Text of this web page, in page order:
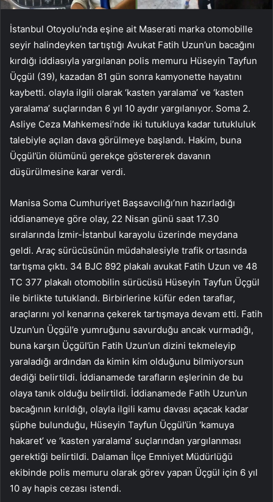
İstanbul Otoyolu’nda eşine ait Maserati marka otomobille
seyir halindeyken tartıştığı Avukat Fatih Uzun’un bacağını
kırdığı iddiasıyla yargılanan polis memuru Hüseyin Tayfun
Üçgül (39), kazadan 81 gün sonra kamyonette hayatını
kaybetti. olayla ilgili olarak ‘kasten yaralama’ ve ‘kasten
yaralama’ suçlarından 6 yıl 10 aydır yargılanıyor. Soma 2.
Asliye Ceza Mahkemesi’nde iki tutukluya kadar tutukluluk
talebiyle açılan dava görülmeye başlandı. Hakim, buna
Üçgül’ün ölümünü gerekçe göstererek davanın
düşürülmesine karar verdi.
Manisa Soma Cumhuriyet Başsavcılığı’nın hazırladığı
iddianameye göre olay, 22 Nisan günü saat 17.30
sıralarında İzmir-İstanbul karayolu üzerinde meydana
geldi. Araç sürücüsünün müdahalesiyle trafik ortasında
tartışma çıktı. 34 BJC 892 plakalı avukat Fatih Uzun ve 48
TC 377 plakalı otomobilin sürücüsü Hüseyin Tayfun Üçgül
ile birlikte tutuklandı. Birbirlerine küfür eden taraflar,
araçlarını yol kenarına çekerek tartışmaya devam etti. Fatih
Uzun’un Üçgül’e yumruğunu savurduğu ancak vurmadığı,
buna karşın Üçgül’ün Fatih Uzun’un dizini tekmeleyip
yaraladığı ardından da kimin kim olduğunu bilmiyorsun
dediği belirtildi. İddianamede tarafların eşlerinin de bu
olaya tanık olduğu belirtildi. İddianamede Fatih Uzun’un
bacağının kırıldığı, olayla ilgili kamu davası açacak kadar
şüphe bulunduğu, Hüseyin Tayfun Üçgül’ün ‘kamuya
hakaret’ ve ‘kasten yaralama’ suçlarından yargılanması
gerektiği belirtildi. Dalaman İlçe Emniyet Müdürlüğü
ekibinde polis memuru olarak görev yapan Üçgül için 6 yıl
10 ay hapis cezası istendi.